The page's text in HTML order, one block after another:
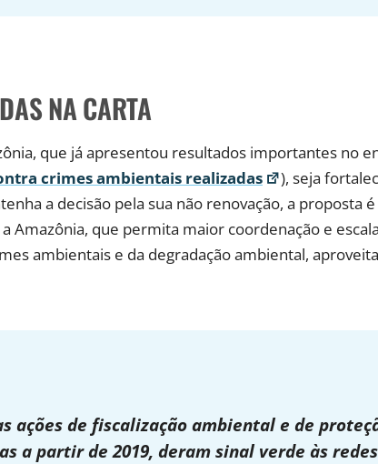
NA CARTA
que já apresentou resultados importantes no
crimes ambientais realizadas
), seja
a decisão pela sua não renovação, a proposta
que permita maior coordenação e
ambientais e da degradação ambiental,
ações de fiscalização ambiental e de
a partir de 2019, deram sinal verde às